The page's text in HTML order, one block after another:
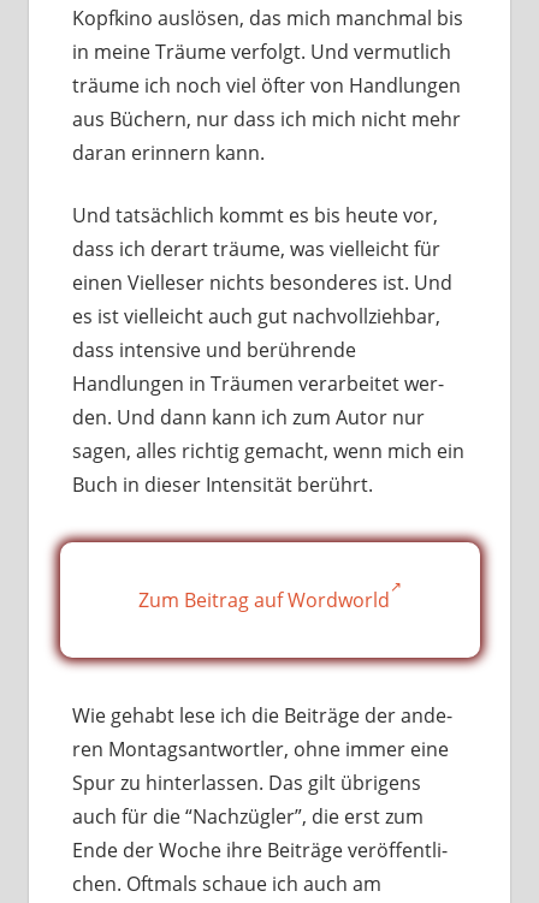
Kopfkino aus­lö­sen, das mich manch­mal bis
in mei­ne Träume ver­folgt. Und ver­mut­lich
träu­me ich noch viel öfter von Handlungen
aus Büchern, nur dass ich mich nicht mehr
dar­an erin­nern kann.
Und tat­säch­lich kommt es bis heu­te vor,
dass ich der­art träu­me, was viel­leicht für
einen Vielleser nichts beson­de­res ist. Und
es ist viel­leicht auch gut nach­voll­zieh­bar,
dass inten­si­ve und berüh­ren­de
Handlungen in Träumen ver­ar­bei­tet wer­
den. Und dann kann ich zum Autor nur
sagen, alles rich­tig gemacht, wenn mich ein
Buch in die­ser Intensität berührt.
Zum Beitrag auf Wordworld
Wie gehabt lese ich die Beiträge der ande­
ren Montagsantwortler, ohne immer eine
Spur zu hin­ter­las­sen. Das gilt übri­gens
auch für die “Nachzügler”, die erst zum
Ende der Woche ihre Beiträge ver­öf­fent­li­
chen. Oftmals schaue ich auch am